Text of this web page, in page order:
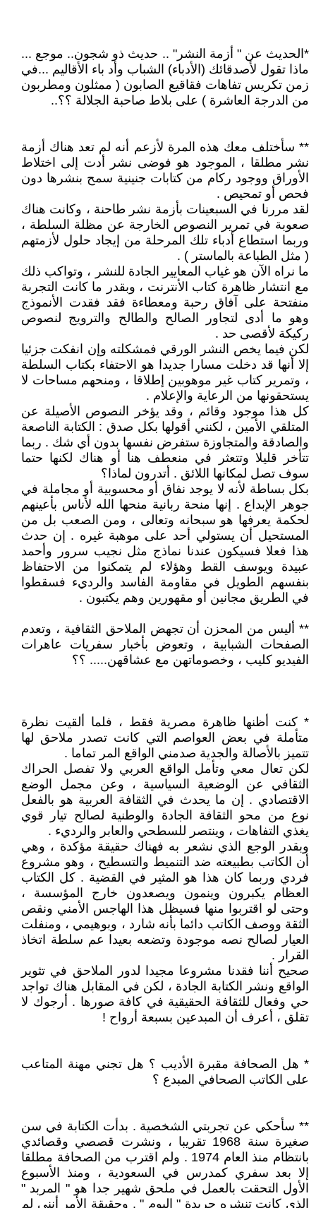
*الحديث عن " أزمة النشر" .. حديث ذو شجون.. موجع ...
ماذا تقول لأصدقائك (الأدباء) الشباب وأد باء الأقاليم ...في
زمن تكريس تفاهات فقاقيع الصابون ( ممثلون ومطربون
من الدرجة العاشرة ) على بلاط صاحبة الجلالة ؟؟..
** سأختلف معك هذه المرة لأزعم أنه لم تعد هناك أزمة
نشر مطلقا ، الموجود هو فوضى نشر أدت إلى اختلاط
الأوراق ووجود ركام من كتابات جنينية سمح بنشرها دون
فحص أو تمحيص .
لقد مررنا في السبعينات بأزمة نشر طاحنة ، وكانت هناك
صعوبة في تمرير النصوص الخارجة عن مظلة السلطة ،
وربما استطاع أدباء تلك المرحلة من إيجاد حلول لأزمتهم
( مثل الطباعة بالماستر ) .
ما نراه الآن هو غياب المعايير الجادة للنشر ، وتواكب ذلك
مع انتشار ظاهرة كتاب الأنترنت ، وبقدر ما كانت التجربة
منفتحة على آفاق رحبة ومعطاءة فقد فقدت الأنموذج
وهو ما أدى لتجاور الصالح والطالح والترويج لنصوص
ركيكة لأقصى حد .
لكن فيما يخص النشر الورقي فمشكلته وإن انفكت جزئيا
إلا أنها قد دخلت مسارا جديدا هو الاحتفاء بكتاب السلطة
، وتمرير كتاب غير موهوبين إطلاقا ، ومنحهم مساحات لا
يستحقونها من الرعاية والإعلام .
كل هذا موجود وقائم ، وقد يؤخر النصوص الأصيلة عن
المتلقي الأمين ، لكنني أقولها بكل صدق : الكتابة الناصعة
والصادقة والمتجاوزة ستفرض نفسها بدون أي شك . ربما
تتأخر قليلا وتتعثر في منعطف هنا أو هناك لكنها حتما
سوف تصل لمكانها اللائق . أتدرون لماذا؟
بكل بساطة لأنه لا يوجد نفاق أو محسوبية أو مجاملة في
جوهر الإبداع . إنها منحة ربانية منحها الله لأناس بأعينهم
لحكمة يعرفها هو سبحانه وتعالى ، ومن الصعب بل من
المستحيل أن يستولي أحد على موهبة غيره . إن حدث
هذا فعلا فسيكون عندنا نماذج مثل نجيب سرور وأحمد
عبيدة ويوسف القط وهؤلاء لم يتمكنوا من الاحتفاظ
بنفسهم الطويل في مقاومة الفاسد والرديء فسقطوا
في الطريق مجانين أو مقهورين وهم يكتبون .
** أليس من المحزن أن تجهض الملاحق الثقافية ، وتعدم
الصفحات الشبابية ، وتعوض بأخبار سفريات عاهرات
الفيديو كليب ، وخصوماتهن مع عشاقهن..... ؟؟
* كنت أظنها ظاهرة مصرية فقط ، فلما ألقيت نظرة
متأملة في بعض العواصم التي كانت تصدر ملاحق لها
تتميز بالأصالة والجدية صدمني الواقع المر تماما .
لكن تعال معي وتأمل الواقع العربي ولا تفصل الحراك
الثقافي عن الوضعية السياسية ، وعن مجمل الوضع
الاقتصادي . إن ما يحدث في الثقافة العربية هو بالفعل
نوع من محو الثقافة الجادة والوطنية لصالح تيار قوي
يغذي التفاهات ، وينتصر للسطحي والعابر والرديء .
وبقدر الوجع الذي نشعر به فهناك حقيقة مؤكدة ، وهي
أن الكاتب بطبيعته ضد التنميط والتسطيح ، وهو مشروع
فردي وربما كان هذا هو المثير في القضية . كل الكتاب
العظام يكبرون وينمون ويصعدون خارج المؤسسة ،
وحتى لو اقتربوا منها فسيظل هذا الهاجس الأمني ونقص
الثقة ووصف الكاتب دائما بأنه شارد ، وبوهيمي ، ومنفلت
العيار لصالح نصه موجودة وتضعه بعيدا عم سلطة اتخاذ
القرار .
صحيح أننا فقدنا مشروعا مجيدا لدور الملاحق في تثوير
الواقع ونشر الكتابة الجادة ، لكن في المقابل هناك تواجد
حي وفعال للثقافة الحقيقية في كافة صورها . أرجوك لا
تقلق ، أعرف أن المبدعين بسبعة أرواح !
* هل الصحافة مقبرة الأديب ؟ هل تجني مهنة المتاعب
على الكاتب الصحافي المبدع ؟
** سأحكي عن تجربتي الشخصية . بدأت الكتابة في سن
صغيرة سنة 1968 تقريبا ، ونشرت قصصي وقصائدي
بانتظام منذ العام 1974 . ولم اقترب من الصحافة مطلقا
إلا بعد سفري كمدرس في السعودية ، ومنذ الأسبوع
الأول التحقت بالعمل في ملحق شهير جدا هو " المربد "
الذي كانت تنشره جريدة " اليوم " . وحقيقة الأمر أنني لم